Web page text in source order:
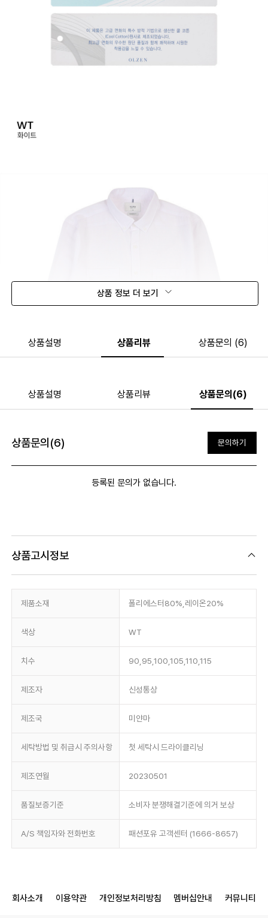
상품 정보 더 보기
상품설명 상품리뷰 상품문의 (6)
상품설명 상품리뷰 상품문의(6)
상품문의(6) 문의하기
등록된 문의가 없습니다.
상품고시정보
제품소재 폴리에스터80%,레이온20%
색상 WT
치수 90,95,100,105,110,115
제조자 신성통상
제조국 미얀마
세탁방법 및 취급시 주의사항 첫 세탁시 드라이클리닝
제조연월 20230501
품질보증기준 소비자 분쟁해결기준에 의거 보상
A/S 책임자와 전화번호 패션포유 고객센터 (1666-8657)
회사소개 이용약관 개인정보처리방침 멤버십안내 커뮤니티